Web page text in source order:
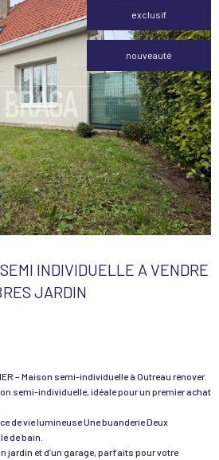
exclusif
nouveauté
INDIVIDUELLE A VENDRE
JARDIN
– Maison semi-individuelle à Outreau rénover.
semi-individuelle, idéale pour un premier achat
de vie lumineuse Une buanderie Deux
de bain.
jardin et d’un garage, parfaits pour votre